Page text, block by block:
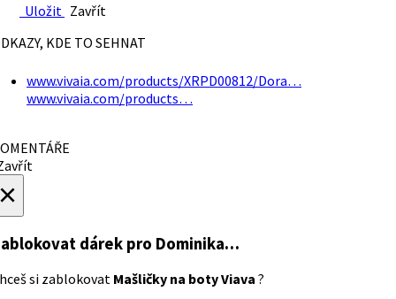
Uložit Zavřít
KDE TO SEHNAT
www.vivaia.com/products/XRPD00812/Dora…
www.vivaia.com/products…
dárek pro Dominika…
si zablokovat Mašličky na boty Viava ?